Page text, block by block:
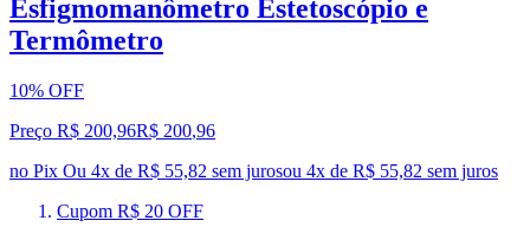
Esfigmomanômetro Estetoscópio e
Termômetro
10% OFF
Preço R$ 200,96R$ 200,96
no Pix Ou 4x de R$ 55,82 sem jurosou 4x de R$ 55,82 sem juros
Cupom R$ 20 OFF